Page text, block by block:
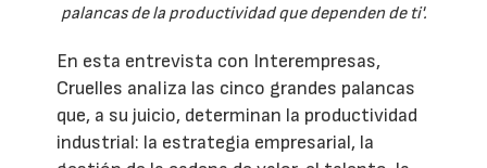
palancas de la productividad que dependen de ti'.
En esta entrevista con Interempresas,
Cruelles analiza las cinco grandes palancas
que, a su juicio, determinan la productividad
industrial: la estrategia empresarial, la